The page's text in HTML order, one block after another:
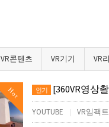
VR콘텐츠 VR기기 VR
Hot 인기 [360VR영상촬영제
YOUTUBE | VR임팩트